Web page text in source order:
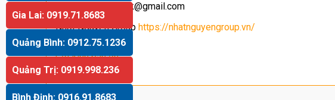
: duongthaibk@gmail.com
Nhất Nguyên Group https://nhatnguyengroup.vn/
Cắt kính mặt bàn
Cắt kính bàn ăn
Giá kính cường lực
Gia Lai: 0919.71.8683
Quảng Bình: 0912.75.1236
Quảng Trị: 0919.998.236
Bình Định: 0916.91.8683